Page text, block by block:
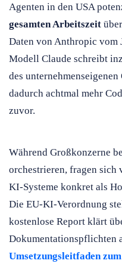
Agenten in den USA
gesamten Arbeitszeit
Daten von Anthropic vom
Modell Claude schreibt
des
dadurch achtmal mehr
zuvor.
Während Großkonzerne
orchestrieren, fragen sich
KI-Systeme konkret als
Die EU-KI-Verordnung
kostenlose Report klärt
Dokumentationspflichten
Umsetzungsleitfaden